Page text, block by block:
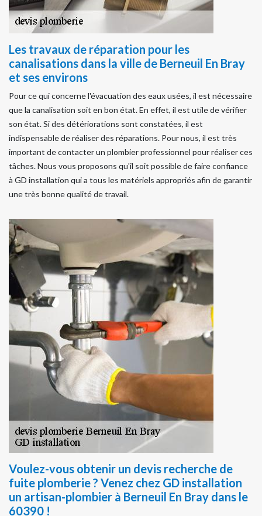
Les travaux de réparation pour les
canalisations dans la ville de Berneuil En Bray
et ses environs
Pour ce qui concerne l'évacuation des eaux usées, il est nécessaire
que la canalisation soit en bon état. En effet, il est utile de vérifier
son état. Si des détériorations sont constatées, il est
indispensable de réaliser des réparations. Pour nous, il est très
important de contacter un plombier professionnel pour réaliser ces
tâches. Nous vous proposons qu'il soit possible de faire confiance
à GD installation qui a tous les matériels appropriés afin de garantir
une très bonne qualité de travail.
Voulez-vous obtenir un devis recherche de
fuite plomberie ? Venez chez GD installation
un artisan-plombier à Berneuil En Bray dans le
60390 !